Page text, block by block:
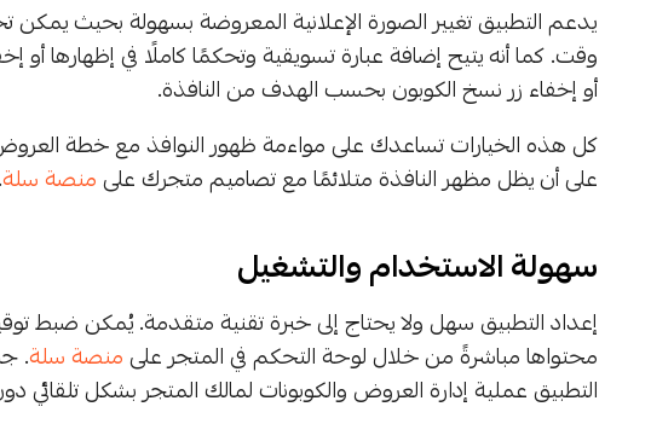
يدعم التطبيق تغيير الصورة الإعلانية المعروضة بسهولة بحيث
وقت. كما أنه يتيح إضافة عبارة تسويقية وتحكمًا كاملًا في إظهارها أو
أو إخفاء زر نسخ الكوبون بحسب الهدف من النافذة.
كل هذه الخيارات تساعدك على مواءمة ظهور النوافذ مع خطة
على أن يظل مظهر النافذة متلائمًا مع تصاميم متجرك علىمنصة سلة.
سهولة الاستخدام والتشغيل
إعداد التطبيق سهل ولا يحتاج إلى خبرة تقنية متقدمة. يُمكن ضبط
محتواها مباشرةً من خلال لوحة التحكم في المتجر علىمنصة سلة.
التطبيق عملية إدارة العروض والكوبونات لمالك المتجر بشكل